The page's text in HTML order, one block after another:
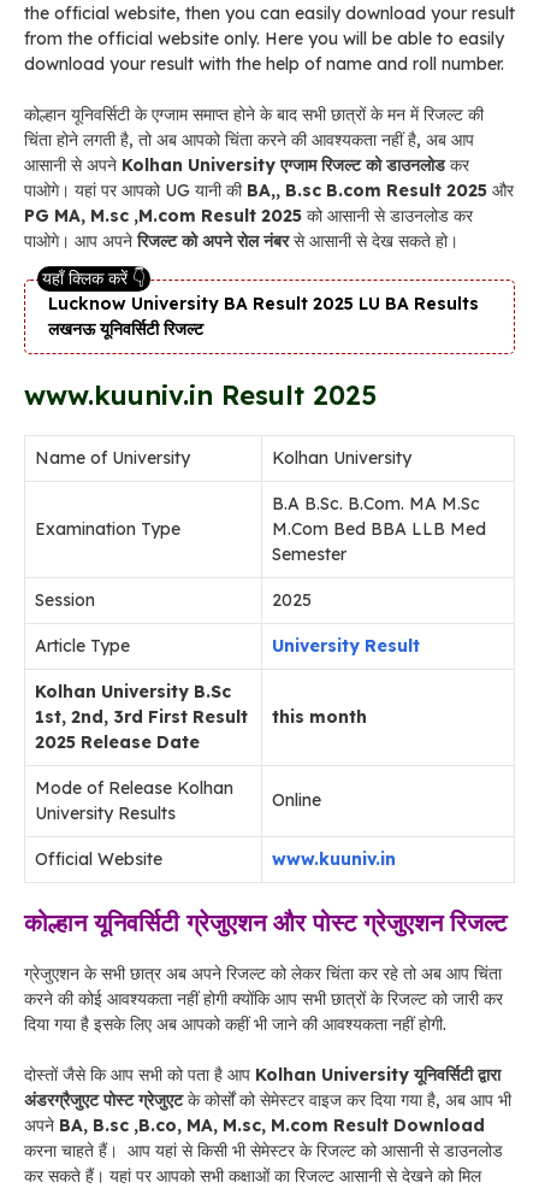
the official website, then you can easily download your result
from the official website only. Here you will be able to easily
download your result with the help of name and roll number.
कोल्हान यूनिवर्सिटी के एग्जाम समाप्त होने के बाद सभी छात्रों के मन में रिजल्ट की
चिंता होने लगती है, तो अब आपको चिंता करने की आवश्यकता नहीं है, अब आप
आसानी से अपने Kolhan University एग्जाम रिजल्ट को डाउनलोडकर
पाओगे। यहां पर आपको UG यानी की BA,, B.sc B.com Result 2025 और
PG MA, M.sc ,M.com Result 2025 को आसानी से डाउनलोड कर
पाओगे। आप अपनेरिजल्ट को अपने रोल नंबरसे आसानी से देख सकते हो।
Lucknow University BA Result 2025 LU BA Results
लखनऊ यूनिवर्सिटी रिजल्ट
www.kuuniv.in Result 2025
Name of University Kolhan University
Examination Type
B.A B.Sc. B.Com. MA M.Sc
M.Com Bed BBA LLB Med
Semester
Session 2025
Article Type University Result
Kolhan University B.Sc
1st, 2nd, 3rd First Result
2025 Release Date
this month
Mode of Release Kolhan
University Results
Online
Official Website www.kuuniv.in
कोल्हान यूनिवर्सिटी ग्रेजुएशन और पोस्ट ग्रेजुएशन रिजल्ट
ग्रेजुएशन के सभी छात्र अब अपने रिजल्ट को लेकर चिंता कर रहे तो अब आप चिंता
करने की कोई आवश्यकता नहीं होगी क्योंकि आप सभी छात्रों के रिजल्ट को जारी कर
दिया गया है इसके लिए अब आपको कहीं भी जाने की आवश्यकता नहीं होगी.
दोस्तों जैसे कि आप सभी को पता है आप Kolhan University यूनिवर्सिटी द्वारा
अंडरग्रैजुएट पोस्ट ग्रेजुएटके कोर्सों को सेमेस्टर वाइज कर दिया गया है, अब आप भी
अपने BA, B.sc ,B.co, MA, M.sc, M.com Result Download
करना चाहते हैं। आप यहां से किसी भी सेमेस्टर के रिजल्ट को आसानी से डाउनलोड
कर सकते हैं। यहां पर आपको सभी कक्षाओं का रिजल्ट आसानी से देखने को मिल